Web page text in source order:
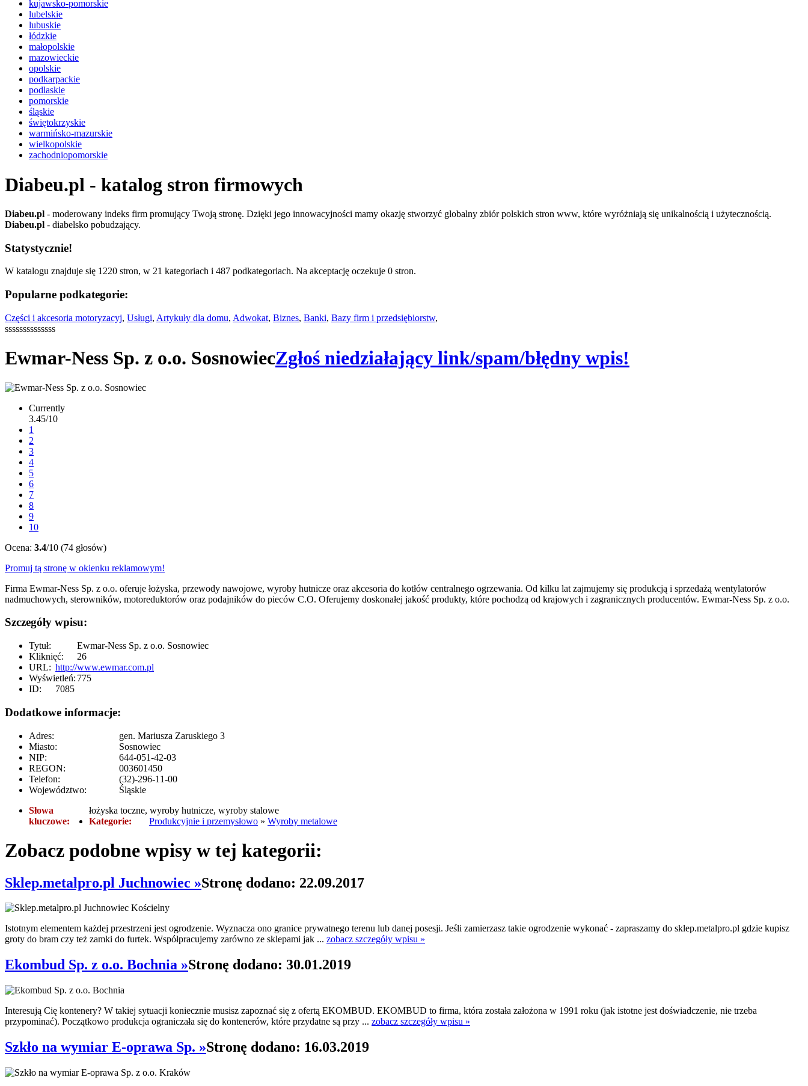
kujawsko-pomorskie
lubelskie
lubuskie
łódzkie
małopolskie
mazowieckie
opolskie
podkarpackie
podlaskie
pomorskie
śląskie
świętokrzyskie
warmińsko-mazurskie
wielkopolskie
zachodniopomorskie
Diabeu.pl - katalog stron firmowych
Diabeu.pl - moderowany indeks firm promujący Twoją stronę. Dzięki jego innowacyjności mamy okazję stworzyć globalny zbiór polskich stron www, które wyróżniają się unikalnością i użytecznością.
Diabeu.pl - diabelsko pobudzający.
Statystycznie!
W katalogu znajduje się 1220 stron, w 21 kategoriach i 487 podkategoriach. Na akceptację oczekuje 0 stron.
Popularne podkategorie:
Części i akcesoria motoryzacyj, Usługi, Artykuły dla domu, Adwokat, Biznes, Banki, Bazy firm i przedsiębiorstw,
ssssssssssssss
Ewmar-Ness Sp. z o.o. SosnowiecZgłoś niedziałający link/spam/błędny wpis!
Currently
3.45/10
1
2
3
4
5
6
7
8
9
10
Ocena: 3.4/10 (74 głosów)
Promuj tą stronę w okienku reklamowym!
Firma Ewmar-Ness Sp. z o.o. oferuje łożyska, przewody nawojowe, wyroby hutnicze oraz akcesoria do kotłów centralnego ogrzewania. Od kilku lat zajmujemy się produkcją i sprzedażą wentylatorów
nadmuchowych, sterowników, motoreduktorów oraz podajników do pieców C.O. Oferujemy doskonałej jakość produkty, które pochodzą od krajowych i zagranicznych producentów. Ewmar-Ness Sp. z o.o.
Szczegóły wpisu:
Tytuł:
Ewmar-Ness Sp. z o.o. Sosnowiec
Kliknięć:
26
URL: http://www.ewmar.com.pl
Wyświetleń: 775
ID:
7085
Dodatkowe informacje:
Adres:
gen. Mariusza Zaruskiego 3
Miasto:
Sosnowiec
NIP:
644-051-42-03
REGON:
003601450
Telefon:
(32)-296-11-00
Województwo:
Śląskie
Słowa
kluczowe:
łożyska toczne, wyroby hutnicze, wyroby stalowe
Kategorie:
Produkcyjnie i przemysłowo » Wyroby metalowe
Zobacz podobne wpisy w tej kategorii:
Sklep.metalpro.pl Juchnowiec »Stronę dodano: 22.09.2017
Istotnym elementem każdej przestrzeni jest ogrodzenie. Wyznacza ono granice prywatnego terenu lub danej posesji. Jeśli zamierzasz takie ogrodzenie wykonać - zapraszamy do sklep.metalpro.pl gdzie kupisz
groty do bram czy też zamki do furtek. Współpracujemy zarówno ze sklepami jak ... zobacz szczegóły wpisu »
Ekombud Sp. z o.o. Bochnia »Stronę dodano: 30.01.2019
Interesują Cię kontenery? W takiej sytuacji koniecznie musisz zapoznać się z ofertą EKOMBUD. EKOMBUD to firma, która została założona w 1991 roku (jak istotne jest doświadczenie, nie trzeba
przypominać). Początkowo produkcja ograniczała się do kontenerów, które przydatne są przy ... zobacz szczegóły wpisu »
Szkło na wymiar E-oprawa Sp. »Stronę dodano: 16.03.2019